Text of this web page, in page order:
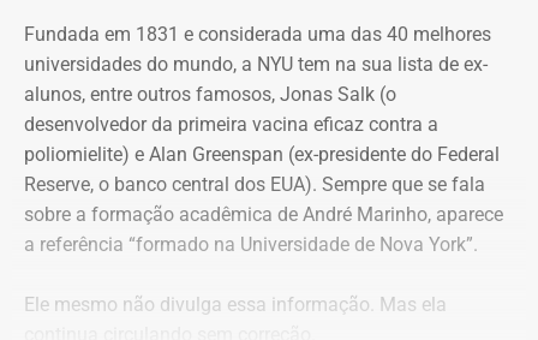
Fundada em 1831 e considerada uma das 40 melhores
universidades do mundo, a NYU tem na sua lista de ex-
alunos, entre outros famosos, Jonas Salk (o
desenvolvedor da primeira vacina eficaz contra a
poliomielite) e Alan Greenspan (ex-presidente do Federal
Reserve, o banco central dos EUA). Sempre que se fala
sobre a formação acadêmica de André Marinho, aparece
a referência “formado na Universidade de Nova York”.
Ele mesmo não divulga essa informação. Mas ela